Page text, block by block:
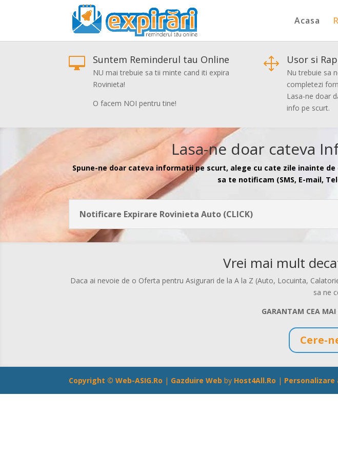
Acasa
 Suntem Reminderul tau Online
NU mai trebuie sa tii minte cand iti expira
Rovinieta!
O facem NOI pentru tine!
1 Usor si
Nu trebuie sa
completezi
Lasa-ne doar
info pe scurt.
Lasa-ne doar cateva
Spune-ne doar cateva informatii pe scurt, alege cu cate zile inainte
sa te notificam (SMS, E-mail,
Notificare Expirare Rovinieta Auto (CLICK)
Vrei mai mult
Daca ai nevoie de o Oferta pentru Asigurari de la A la Z (Auto, Locuinta,
sa ne
GARANTAM CEA MAI
Cere-
Copyright © Web-ASIG.Ro | Gazduire Web by Host4All.Ro | Personalizare